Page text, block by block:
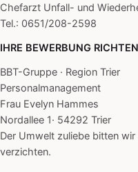
Chefarzt Unfall- und
Tel.: 0651/208-2598
IHRE BEWERBUNG
BBT-Gruppe · Region Trier
Personalmanagement
Frau Evelyn Hammes
Nordallee 1· 54292 Trier
Der Umwelt zuliebe bitten
verzichten.